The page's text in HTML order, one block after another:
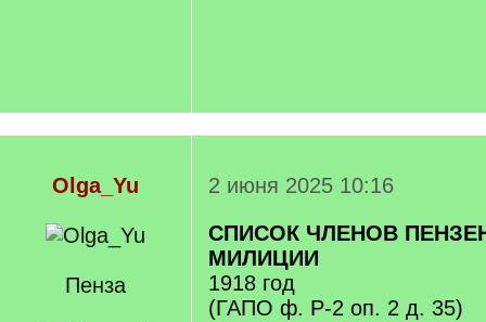
Olga_Yu
Пенза
2 июня 2025 10:16
СПИСОК ЧЛЕНОВ
МИЛИЦИИ
1918 год
(ГАПО ф. Р-2 оп. 2 д. 35)